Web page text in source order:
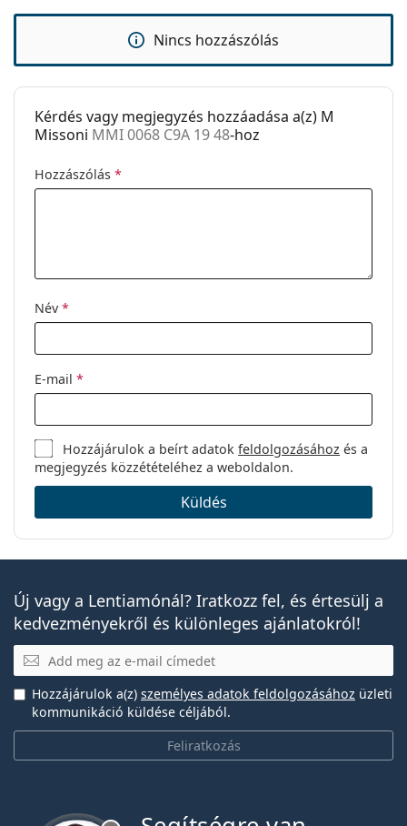
Tok:
Igen
Tisztítókendő:
Igen
Egyéb
Kategória:
Nincs hozzászólás
Kérdés vagy megjegyzés hozzáadása a(z) M
Missoni MMI 0068 C9A 19 48-hoz
Hozzászólás *
Név *
E-mail *
Hozzájárulok a beírt adatokfeldolgozásához és a
megjegyzés közzétételéhez a weboldalon.
Küldés
Új vagy a Lentiamónál? Iratkozz fel, és értesülj a
kedvezményekről és különleges ajánlatokról!
E-mail
Feliratkozás
Hozzájárulok a(z) személyes adatok feldolgozásához üzleti
kommunikáció küldése céljából.